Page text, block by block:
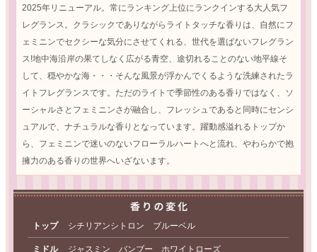
2025年リニューアル。常にランキング上位にランクインする大人気フ
レグランス。クラシックでありながらライトタッチな香りは、自然にフ
ェミニンでセクシーな気分にさせてくれる、世代を選ばないフレグラン
ス!地中海沿岸の果てしなく広がる青空、途切れることのない地平線そ
して、穏やかな海・・・そんな風景が浮かんでくるような洗練されたラ
イトフレグランスです。ただのライトで季節性のある香りではなく、ソ
ーシャルさとフェミニンさが融合し、フレッシュであると同時にセンシ
ュアルで、ナチュラルな香りとなっています。躍動感溢れるトップか
ら、フェミニンで迷いのないフローラルハートへと流れ、やわらかで抱
擁力のある香りの世界へいざないます。
トップ シチリアンシトロン ブルーベル
ミドル ジャスミン バンブー ホワイトローズ